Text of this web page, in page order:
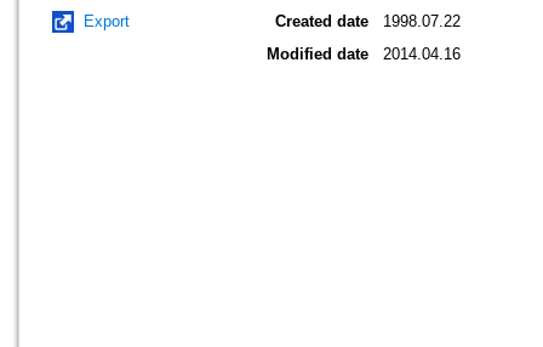
Export
Created date
1998.07.22
Modified date
2014.04.16